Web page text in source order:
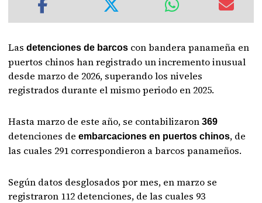
Lasdetenciones de barcos con bandera panameña en
puertos chinos han registrado un incremento inusual
desde marzo de 2026, superando los niveles
registrados durante el mismo periodo en 2025.
Hasta marzo de este año, se contabilizaron369
detenciones deembarcaciones en puertos chinos, de
las cuales 291 correspondieron a barcos panameños.
Según datos desglosados por mes, en marzo se
registraron 112 detenciones, de las cuales 93